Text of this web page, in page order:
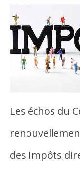
Les échos du
des Impôts